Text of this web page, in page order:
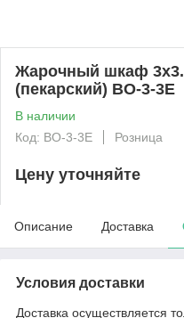
Жарочный шкаф 3х3.
(пекарский) BO-3-3E
В наличии
Код: BO-3-3E
Розница
Цену уточняйте
Описание Доставка
Условия доставки
Доставка осуществляется